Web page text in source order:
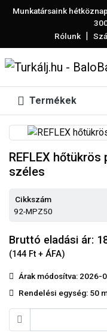
Munkatársaink
Rólunk |
Termékek
REFLEX
széles
Cikkszám
92-MPZ50
Bruttó eladási ár:
(144 Ft + ÁFA)
Árak módosítva: 2026-
Rendelési egység: 50